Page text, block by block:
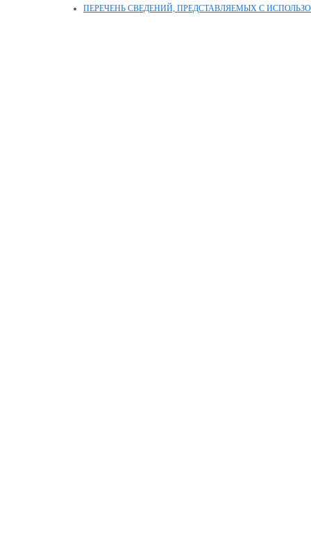
ПЕРЕЧЕНЬ СВЕДЕНИЙ, ПРЕДСТАВЛЯЕМЫХ С